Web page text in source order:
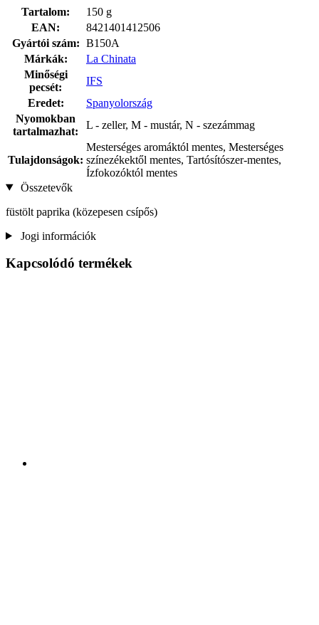
Tartalom:
150 g
EAN:
8421401412506
Gyártói szám: B150A
Márkák:
La Chinata
Minőségi
pecsét:
IFS
Eredet:
Spanyolország
Nyomokban
tartalmazhat:
L - zeller, M - mustár, N - szezámmag
Tulajdonságok:
Mesterséges aromáktól mentes, Mesterséges
színezékektől mentes, Tartósítószer-mentes,
Ízfokozóktól mentes
Összetevők
füstölt paprika (közepesen csípős)
Jogi információk
Kapcsolódó termékek